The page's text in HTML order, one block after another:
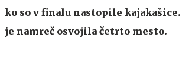
ko so v finalu nastopile
je namreč osvojila četrto mesto.